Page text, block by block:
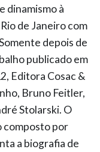
dinamismo à
de Janeiro com
depois de
publicado em
Editora Cosac &
Bruno Feitler,
Stolarski. O
composto por
a biografia de